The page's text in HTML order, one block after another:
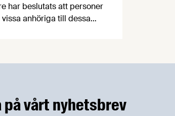
har beslutats att personer
anhöriga till dessa
till ersättning. I
på vårt nyhetsbrev